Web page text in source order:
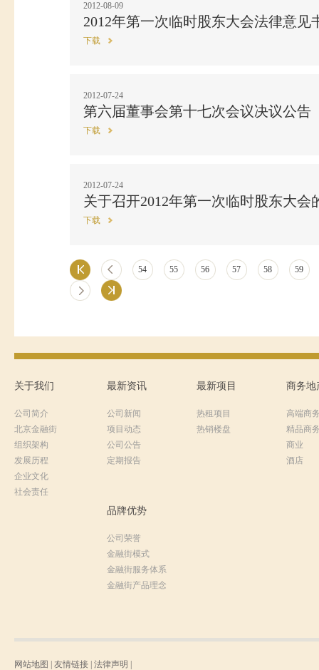
2012-08-09
2012年第一次临时股东大会法律意见
下载
2012-07-24
第六届董事会第十七次会议决议公告
下载
2012-07-24
关于召开2012年第一次临时股东大会
下载
54 55 56 57 58 59
关于我们
公司简介
北京金融街
组织架构
发展历程
企业文化
社会责任
最新资讯
公司新闻
项目动态
公司公告
定期报告
最新项目
热租项目
热销楼盘
商务地
高端商
精品商
商业
酒店
品牌优势
公司荣誉
金融街模式
金融街服务体系
金融街产品理念
网站地图 友情链接 法律声明